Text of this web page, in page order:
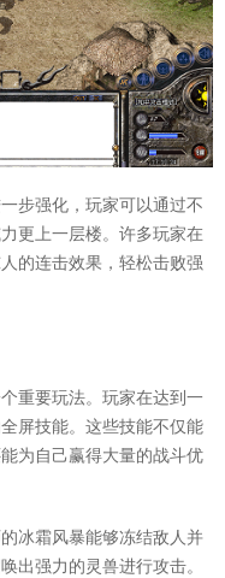
步强化，玩家可以通过不
更上一层楼。许多玩家在
的连击效果，轻松击败强
重要玩法。玩家在达到一
屏技能。这些技能不仅能
为自己赢得大量的战斗优
冰霜风暴能够冻结敌人并
出强力的灵兽进行攻击。